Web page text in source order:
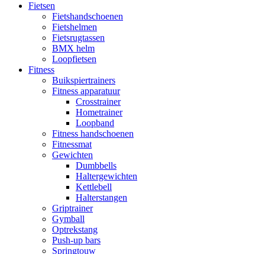
Fietsen
Fietshandschoenen
Fietshelmen
Fietsrugtassen
BMX helm
Loopfietsen
Fitness
Buikspiertrainers
Fitness apparatuur
Crosstrainer
Hometrainer
Loopband
Fitness handschoenen
Fitnessmat
Gewichten
Dumbbells
Haltergewichten
Kettlebell
Halterstangen
Griptrainer
Gymball
Optrekstang
Push-up bars
Springtouw